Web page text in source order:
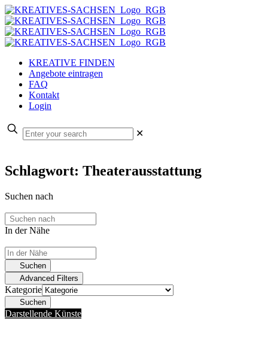
KREATIVE FINDEN
Angebote eintragen
FAQ
Kontakt
Login
✕
Schlagwort: Theaterausstattung
Suchen nach
In der Nähe
Suchen
Advanced Filters
Kategorie
Suchen
Darstellende Künste